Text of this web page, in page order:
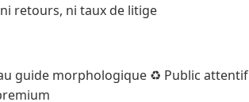
retours, ni taux de litige
guide morphologique ♻️ Public attentif